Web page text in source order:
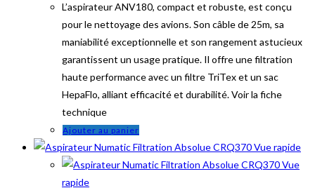
L’aspirateur ANV180, compact et robuste, est conçu
pour le nettoyage des avions. Son câble de 25m, sa
maniabilité exceptionnelle et son rangement astucieux
garantissent un usage pratique. Il offre une filtration
haute performance avec un filtre TriTex et un sac
HepaFlo, alliant efficacité et durabilité. Voir la fiche
technique
Ajouter au panier
Vue rapide
Vue
rapide